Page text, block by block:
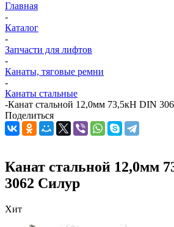
Главная
-
Каталог
-
Запчасти для лифтов
-
Канаты, тяговые ремни
-
Канаты стальные
-Канат стальной 12,0мм 73,5кН DIN
Поделиться
Канат стальной 12,0мм
3062 Силур
Хит